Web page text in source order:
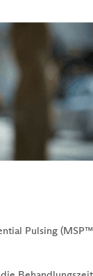
Pulsing